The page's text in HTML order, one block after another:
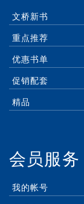
文桥新书
重点推荐
优惠书单
促销配套
精品
会员服务
我的帐号